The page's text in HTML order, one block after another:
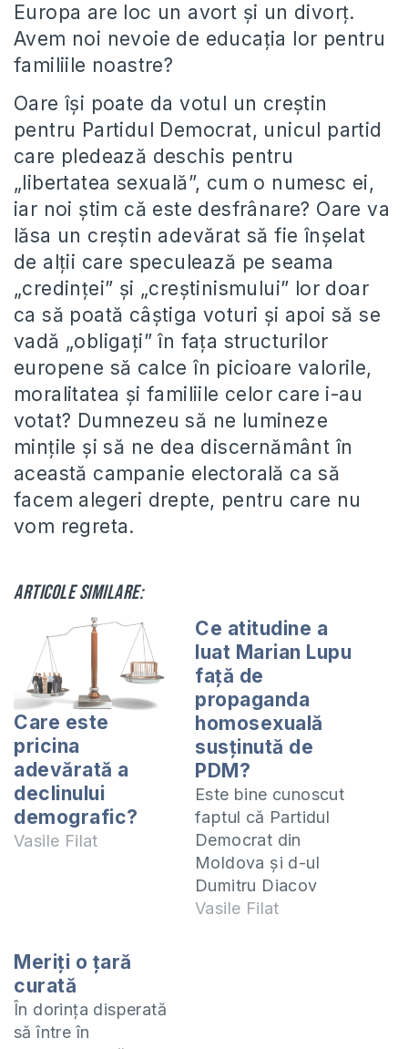
Europa are loc un avort şi un divorţ.
Avem noi nevoie de educaţia lor pentru
familiile noastre?
Oare îşi poate da votul un creştin
pentru Partidul Democrat, unicul partid
care pledează deschis pentru
„libertatea sexuală”, cum o numesc ei,
iar noi ştim că este desfrânare? Oare va
lăsa un creştin adevărat să fie înşelat
de alţii care speculează pe seama
„credinţei” şi „creştinismului” lor doar
ca să poată câştiga voturi şi apoi să se
vadă „obligaţi” în faţa structurilor
europene să calce în picioare valorile,
moralitatea şi familiile celor care i-au
votat? Dumnezeu să ne lumineze
minţile şi să ne dea discernământ în
această campanie electorală ca să
facem alegeri drepte, pentru care nu
vom regreta.
Articole similare:
Care este
pricina
adevărată a
declinului
demografic?
Vasile Filat
Ce atitudine a
luat Marian Lupu
faţă de
propaganda
homosexuală
susţinută de
PDM?
Este bine cunoscut
faptul că Partidul
Democrat din
Moldova şi d-ul
Dumitru Diacov
personal sunt
Vasile Filat
Meriţi o ţară
curată
În dorinţa disperată
să între în